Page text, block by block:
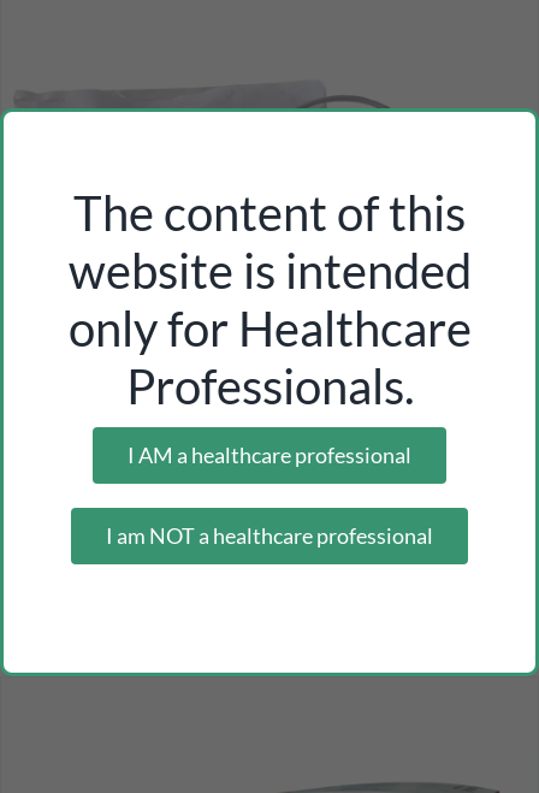
fleming urine bag with handle and non-return valve 2 l
The content of this
website is intended
only for Healthcare
Professionals.
I AM a healthcare professional
I am NOT a healthcare professional